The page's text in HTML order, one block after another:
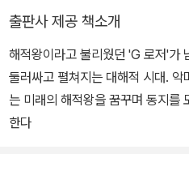
고의 인기 작가.
출판사 제공 책소개
해적왕이라고 불리웠던 'G 로저'가
둘러싸고 펼쳐지는 대해적 시대. 악
는 미래의 해적왕을 꿈꾸며 동지를
한다